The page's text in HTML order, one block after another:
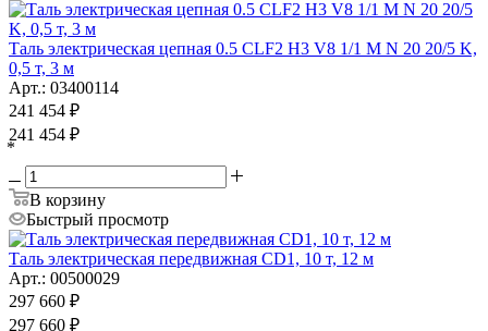
Таль электрическая цепная 0.5 CLF2 H3 V8 1/1 M N 20 20/5 K,
0,5 т, 3 м
Арт.: 03400114
241 454 ₽
241 454 ₽
*
В корзину
Быстрый просмотр
Таль электрическая передвижная CD1, 10 т, 12 м
Арт.: 00500029
297 660 ₽
297 660 ₽